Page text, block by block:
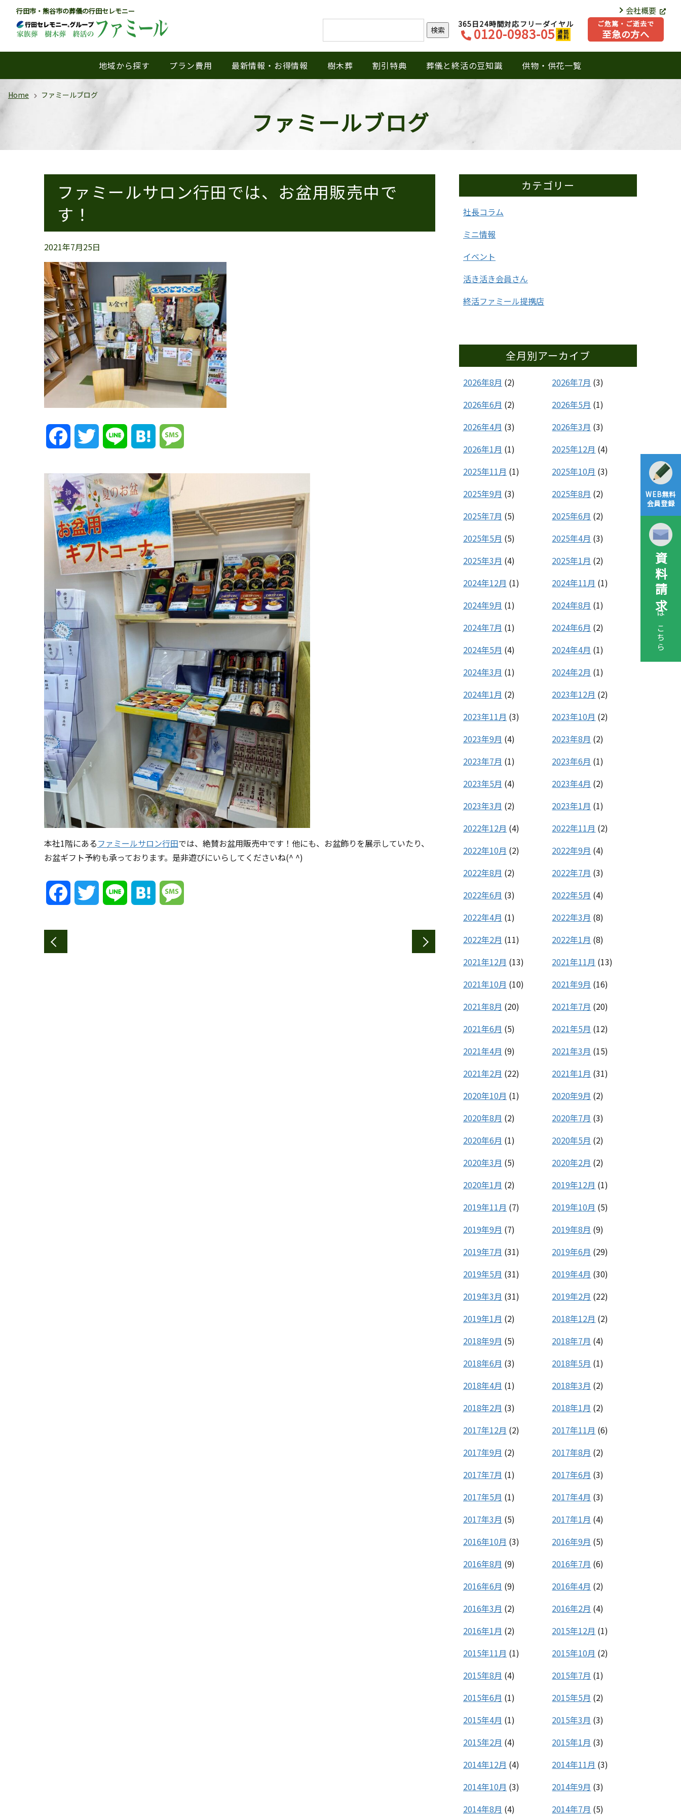
行田市・熊谷市の葬儀の行田セレモニー
地域から探す プラン費用 最新情報・お得情報 樹木葬 割引特典 葬儀と終活の豆知識 供物・供花一覧
会社概要
検索
365日24時間対応フリーダイヤル
0120-0983-05 通話
無料
ご危篤・ご逝去で
至急の方へ
WEB無料
会員登録
資料請求
はこちら
Home ファミールブログ
ファミールブログ
ファミールサロン行田では、お盆用販売中で
す！
2021年7月25日
FacebookTwitter Line Hatena
本社1階にあるファミールサロン行田では、絶賛お盆用販売中です！他にも、お盆飾りを展示していたり、
お盆ギフト予約も承っております。是非遊びにいらしてくださいね(^ ^)
FacebookTwitter Line Hatena
カテゴリー
社長コラム
ミニ情報
イベント
活き活き会員さん
終活ファミール提携店
全月別アーカイブ
2026年8月 (2) 2026年7月 (3)
2026年6月 (2) 2026年5月 (1)
2026年4月 (3) 2026年3月 (3)
2026年1月 (1) 2025年12月 (4)
2025年11月 (1) 2025年10月 (3)
2025年9月 (3) 2025年8月 (2)
2025年7月 (5) 2025年6月 (2)
2025年5月 (5) 2025年4月 (3)
2025年3月 (4) 2025年1月 (2)
2024年12月 (1) 2024年11月 (1)
2024年9月 (1) 2024年8月 (1)
2024年7月 (1) 2024年6月 (2)
2024年5月 (4) 2024年4月 (1)
2024年3月 (1) 2024年2月 (1)
2024年1月 (2) 2023年12月 (2)
2023年11月 (3) 2023年10月 (2)
2023年9月 (4) 2023年8月 (2)
2023年7月 (1) 2023年6月 (1)
2023年5月 (4) 2023年4月 (2)
2023年3月 (2) 2023年1月 (1)
2022年12月 (4) 2022年11月 (2)
2022年10月 (2) 2022年9月 (4)
2022年8月 (2) 2022年7月 (3)
2022年6月 (3) 2022年5月 (4)
2022年4月 (1) 2022年3月 (8)
2022年2月 (11) 2022年1月 (8)
2021年12月 (13) 2021年11月 (13)
2021年10月 (10) 2021年9月 (16)
2021年8月 (20) 2021年7月 (20)
2021年6月 (5) 2021年5月 (12)
2021年4月 (9) 2021年3月 (15)
2021年2月 (22) 2021年1月 (31)
2020年10月 (1) 2020年9月 (2)
2020年8月 (2) 2020年7月 (3)
2020年6月 (1) 2020年5月 (2)
2020年3月 (5) 2020年2月 (2)
2020年1月 (2) 2019年12月 (1)
2019年11月 (7) 2019年10月 (5)
2019年9月 (7) 2019年8月 (9)
2019年7月 (31) 2019年6月 (29)
2019年5月 (31) 2019年4月 (30)
2019年3月 (31) 2019年2月 (22)
2019年1月 (2) 2018年12月 (2)
2018年9月 (5) 2018年7月 (4)
2018年6月 (3) 2018年5月 (1)
2018年4月 (1) 2018年3月 (2)
2018年2月 (3) 2018年1月 (2)
2017年12月 (2) 2017年11月 (6)
2017年9月 (2) 2017年8月 (2)
2017年7月 (1) 2017年6月 (3)
2017年5月 (1) 2017年4月 (3)
2017年3月 (5) 2017年1月 (4)
2016年10月 (3) 2016年9月 (5)
2016年8月 (9) 2016年7月 (6)
2016年6月 (9) 2016年4月 (2)
2016年3月 (2) 2016年2月 (4)
2016年1月 (2) 2015年12月 (1)
2015年11月 (1) 2015年10月 (2)
2015年8月 (4) 2015年7月 (1)
2015年6月 (1) 2015年5月 (2)
2015年4月 (1) 2015年3月 (3)
2015年2月 (4) 2015年1月 (3)
2014年12月 (4) 2014年11月 (3)
2014年10月 (3) 2014年9月 (3)
2014年8月 (4) 2014年7月 (5)